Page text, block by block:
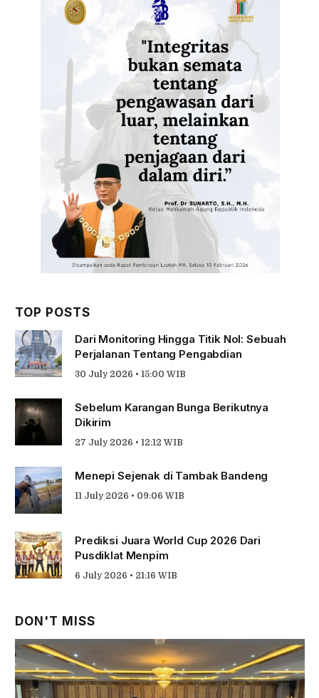
TOP POSTS
Dari Monitoring Hingga Titik Nol: Sebuah
Perjalanan Tentang Pengabdian
30 July 2026 • 15:00 WIB
Sebelum Karangan Bunga Berikutnya
Dikirim
27 July 2026 • 12:12 WIB
Menepi Sejenak di Tambak Bandeng
11 July 2026 • 09:06 WIB
Prediksi Juara World Cup 2026 Dari
Pusdiklat Menpim
6 July 2026 • 21:16 WIB
DON'T MISS